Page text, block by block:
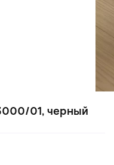
01, черный